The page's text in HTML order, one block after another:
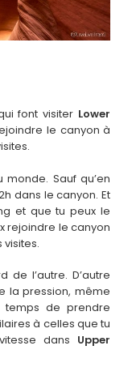
font visiter Lower
le canyon à
Sauf qu’en
dans le canyon. Et
et que tu peux le
rejoindre le canyon
visites.
de l’autre. D’autre
la pression, même
de prendre
à celles que tu
dans Upper